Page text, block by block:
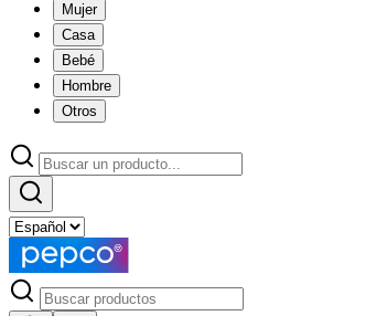
Mujer
Casa
Bebé
Hombre
Otros